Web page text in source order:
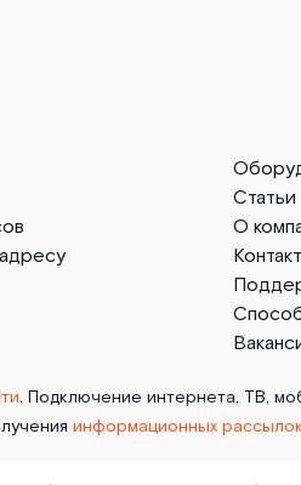
Статьи
О
. Подключение интернета, ТВ,
информационных рассылок